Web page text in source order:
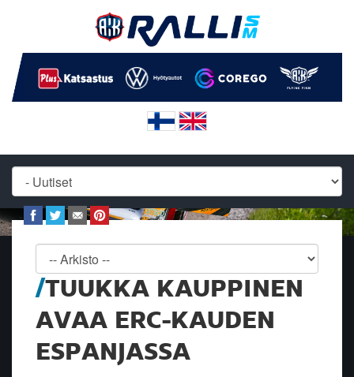
TUUKKA KAUPPINEN
AVAA ERC-KAUDEN
ESPANJASSA